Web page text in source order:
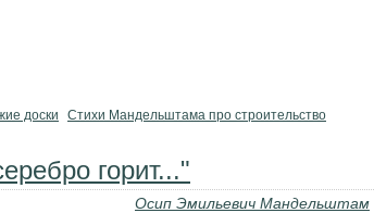
доски Стихи Мандельштама про строительство
горит..."
Осип Эмильевич Мандельштам